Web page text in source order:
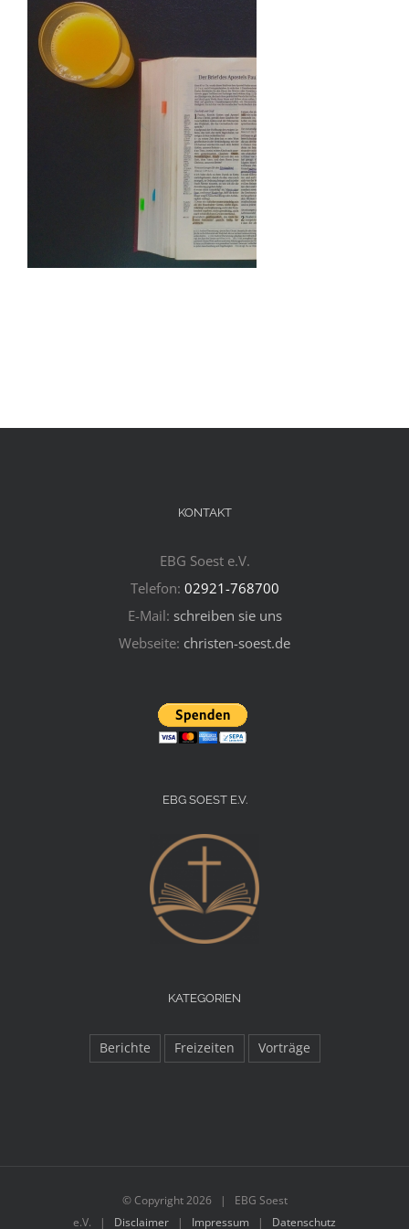
KONTAKT
EBG Soest e.V.
Telefon: 02921-768700
E-Mail: schreiben sie uns
Webseite: christen-soest.de
EBG SOEST E.V.
KATEGORIEN
Berichte Freizeiten Vorträge
© Copyright2026 | EBG Soest
e.V. | Disclaimer | Impressum | Datenschutz